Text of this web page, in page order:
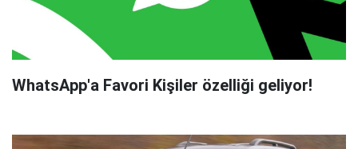
WhatsApp'a Favori Kişiler özelliği geliyor!